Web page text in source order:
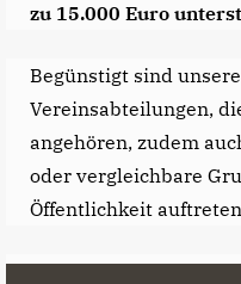
zu 15.000 Euro
Begünstigt sind
Vereinsabteilungen,
angehören, zudem
oder vergleichbare
Öffentlichkeit